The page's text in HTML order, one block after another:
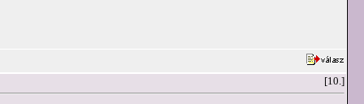
[10.]